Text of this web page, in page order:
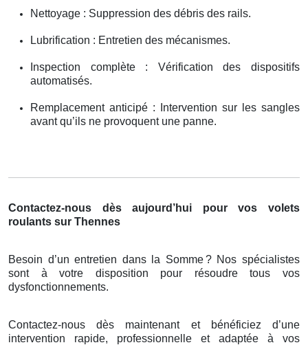
Nettoyage : Suppression des débris des rails.
Lubrification : Entretien des mécanismes.
Inspection complète : Vérification des dispositifs
automatisés.
Remplacement anticipé : Intervention sur les sangles
avant qu’ils ne provoquent une panne.
Contactez-nous dès aujourd’hui pour vos volets
roulants sur Thennes
Besoin d’un entretien dans la Somme? Nos spécialistes
sont à votre disposition pour résoudre tous vos
dysfonctionnements.
Contactez-nous dès maintenant et bénéficiez d’une
intervention rapide, professionnelle et adaptée à vos